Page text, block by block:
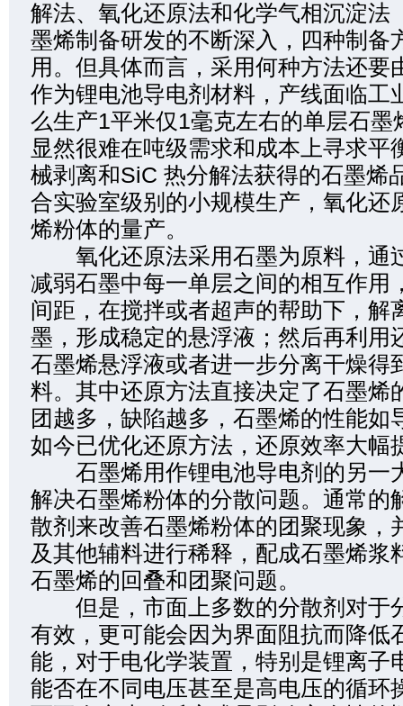
解法、氧化还原法和化学气相沉淀法
墨烯制备研发的不断深入，四种制备
用。但具体而言，采用何种方法还要
作为锂电池导电剂材料，产线面临工
么生产1平米仅1毫克左右的单层石墨
显然很难在吨级需求和成本上寻求平
械剥离和SiC 热分解法获得的石墨烯
合实验室级别的小规模生产，氧化还
烯粉体的量产。
氧化还原法采用石墨为原料，通
减弱石墨中每一单层之间的相互作用
间距，在搅拌或者超声的帮助下，解
墨，形成稳定的悬浮液；然后再利用
石墨烯悬浮液或者进一步分离干燥得
料。其中还原方法直接决定了石墨烯
团越多，缺陷越多，石墨烯的性能如
如今已优化还原方法，还原效率大幅
石墨烯用作锂电池导电剂的另一
解决石墨烯粉体的分散问题。通常的
散剂来改善石墨烯粉体的团聚现象，
及其他辅料进行稀释，配成石墨烯浆
石墨烯的回叠和团聚问题。
但是，市面上多数的分散剂对于
有效，更可能会因为界面阻抗而降低
能，对于电化学装置，特别是锂离子
能否在不同电压甚至是高电压的循环